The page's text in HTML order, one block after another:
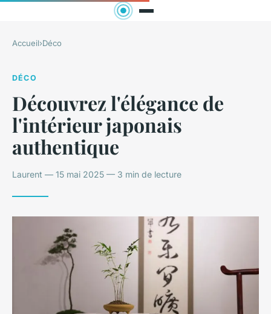
Accueil›Déco
DÉCO
Découvrez l'élégance de
l'intérieur japonais
authentique
Laurent — 15 mai 2025 — 3 min de lecture